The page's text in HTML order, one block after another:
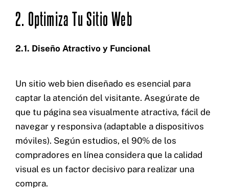
2. Optimiza Tu Sitio Web
2.1. Diseño Atractivo y Funcional
Un sitio web bien diseñado es esencial para
captar la atención del visitante. Asegúrate de
que tu página sea visualmente atractiva, fácil de
navegar y responsiva (adaptable a dispositivos
móviles). Según estudios, el 90% de los
compradores en línea considera que la calidad
visual es un factor decisivo para realizar una
compra.